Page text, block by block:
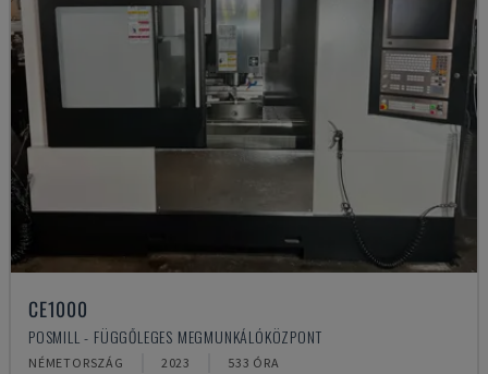
CE1000
POSMILL - FÜGGŐLEGES MEGMUNKÁLÓKÖZPONT
NÉMETORSZÁG 2023 533 ÓRA